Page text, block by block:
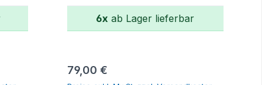
6x ab Lager lieferbar
Regulärer Preis:
79,00 €